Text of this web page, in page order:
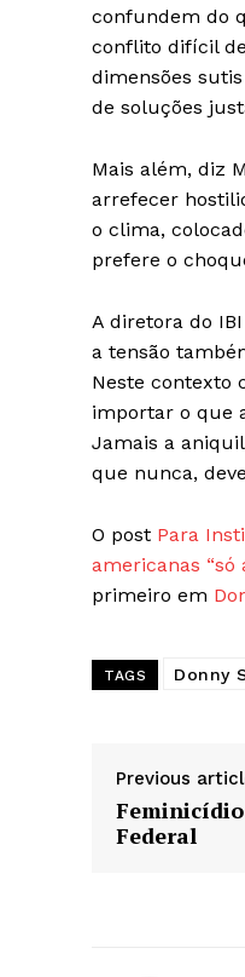
confundem do
conflito difícil
dimensões
de soluções
Mais além, diz
arrefecer
o clima,
prefere o
A diretora do
a tensão
Neste contexto
importar o que
Jamais a
que nunca,
O post Para
americanas
primeiro em
TAGS Donny
Previous
Federal